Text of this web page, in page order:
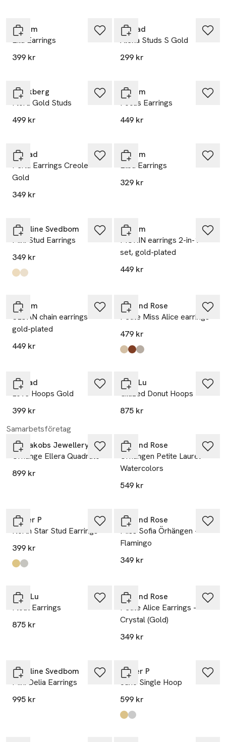
Pilgrim
Eila Earrings
399 kr
Edblad
Alexa Studs S Gold
299 kr
Mockberg
Flora Gold Studs
499 kr
Pilgrim
Focus Earrings
449 kr
Edblad
Perla Earrings Creole
Gold
349 kr
Pilgrim
Elba Earrings
329 kr
Caroline Svedbom
Mini Stud Earrings
349 kr
Produkten finns i färgerna:
Gold
Rhodium
Pilgrim
MORIN earrings 2-in-1
set, gold-plated
449 kr
Pilgrim
SLOAN chain earrings
gold-plated
449 kr
Lily and Rose
Petite Miss Alice earrings
479 kr
Produkten finns i färgerna:
Crystal
Garnet
Crystal3
Edblad
Love Hoops Gold
399 kr
Anni Lu
Glazed Donut Hoops
875 kr
Samarbetsföretag
Sif Jakobs Jewellery
Örhänge Ellera Quadrato
899 kr
Lily and Rose
Örhängen Petite Laurel
Watercolors
549 kr
Syster P
North Star Stud Earrings
399 kr
Produkten finns i färgerna:
Gold
Silver
Lily and Rose
Miss Sofia Örhängen -
Flamingo
349 kr
Anni Lu
Float Earrings
875 kr
Lily and Rose
Petite Alice Earrings -
Crystal (Gold)
349 kr
Caroline Svedbom
Mini Delia Earrings
995 kr
Syster P
Juno Single Hoop
599 kr
Produkten finns i färgerna:
Gold
Silver